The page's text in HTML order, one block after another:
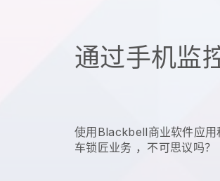
通过手机监
使用Blackbell商业软件应用
车锁匠业务 ，不可思议吗？